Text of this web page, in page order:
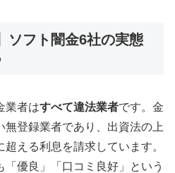
ソフト闇金6社の実態
業者はすべて違法業者です。金
登録業者であり、出資法の上
える利息を請求しています。
優良」「口コミ良好」という